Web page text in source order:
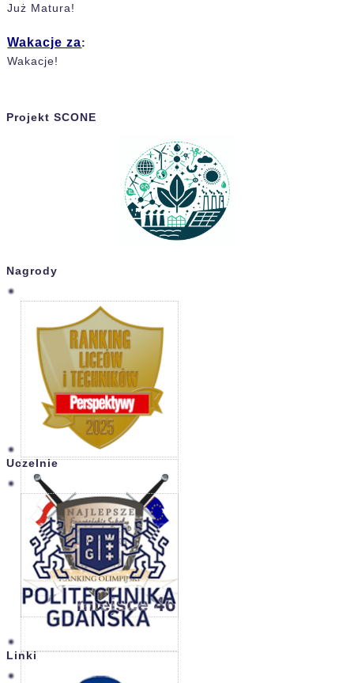
Już Matura!
Wakacje za:
Wakacje!
Projekt SCONE
Nagrody
Uczelnie
Linki